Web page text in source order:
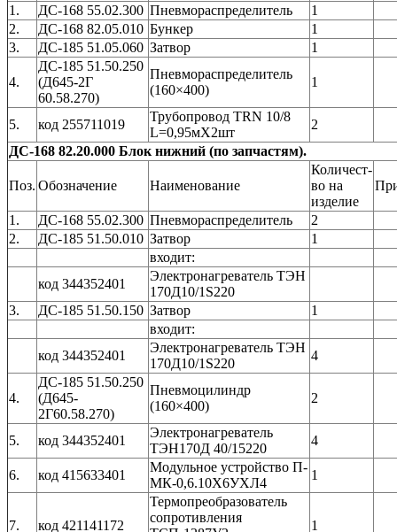
1. ДС-168 55.02.300 Пневмораспределитель
1
2.
ДС-168 82.05.010 Бункер
1
3.
ДС-185 51.05.060 Затвор 1
4.
ДС-185 51.50.250
(Д645-2Г
60.58.270)
Пневмораспределитель
(160×400)
1
5. код 255711019
Трубопровод TRN 10/8
L=0,95мХ2шт
2
ДС-168 82.20.000 Блок нижний (по запчастям).
Поз. Обозначение Наименование
Количест-
во на
изделие
1. ДС-168 55.02.300 Пневмораспределитель
2
2.
ДС-185 51.50.010 Затвор
1
входит:
код 344352401
Электронагреватель ТЭН
170Д10/1S220
3.
ДС-185 51.50.150 Затвор
1
входит:
код 344352401
Электронагреватель ТЭН
170Д10/1S220
4
4.
ДС-185 51.50.250
(Д645-
2Г60.58.270)
Пневмоцилиндр
(160×400)
2
5. код 344352401
Электронагреватель
ТЭН170Д 40/15220
4
6. код 415633401
Модульное устройство П-
МК-0,6.10Х6УХЛ4
1
7. код 421141172
Термопреобразователь
сопротивления
1